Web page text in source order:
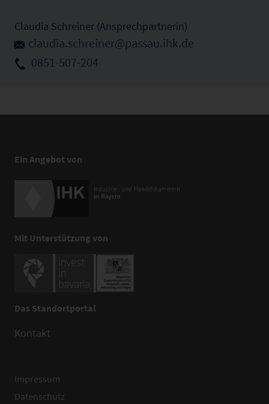
Claudia Schreiner (Ansprechpartnerin)
claudia.schreiner@passau.ihk.de
0851-507-204
Ein Angebot von
Mit Unterstützung von
Das Standortportal
Kontakt
Impressum
Datenschutz